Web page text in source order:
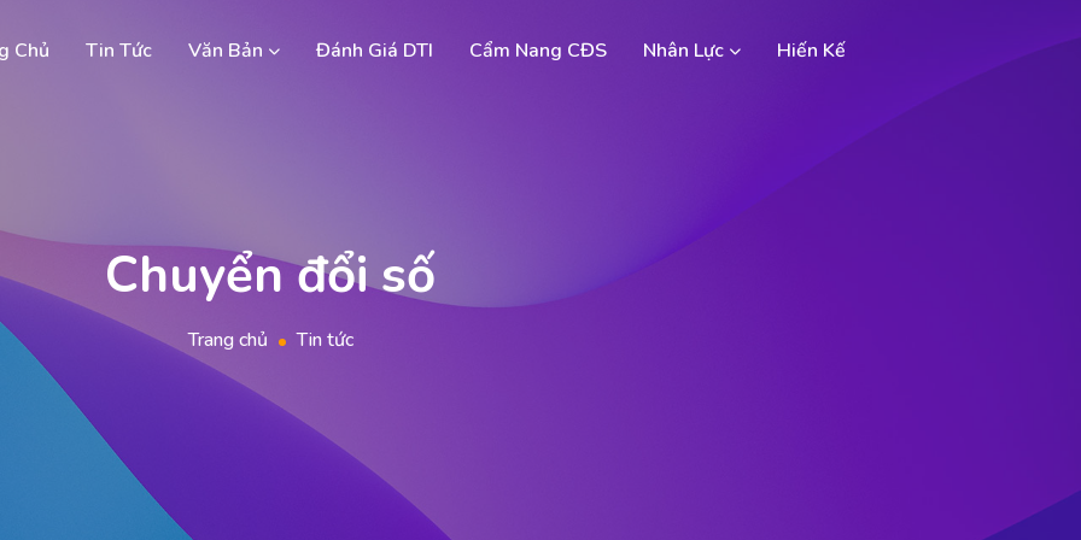
Chủ Tin Tức Văn Bản Đánh Giá DTI Cẩm Nang CĐS Nhân Lực Hiến Kế
Chuyển đổi số
Trang chủ Tin tức